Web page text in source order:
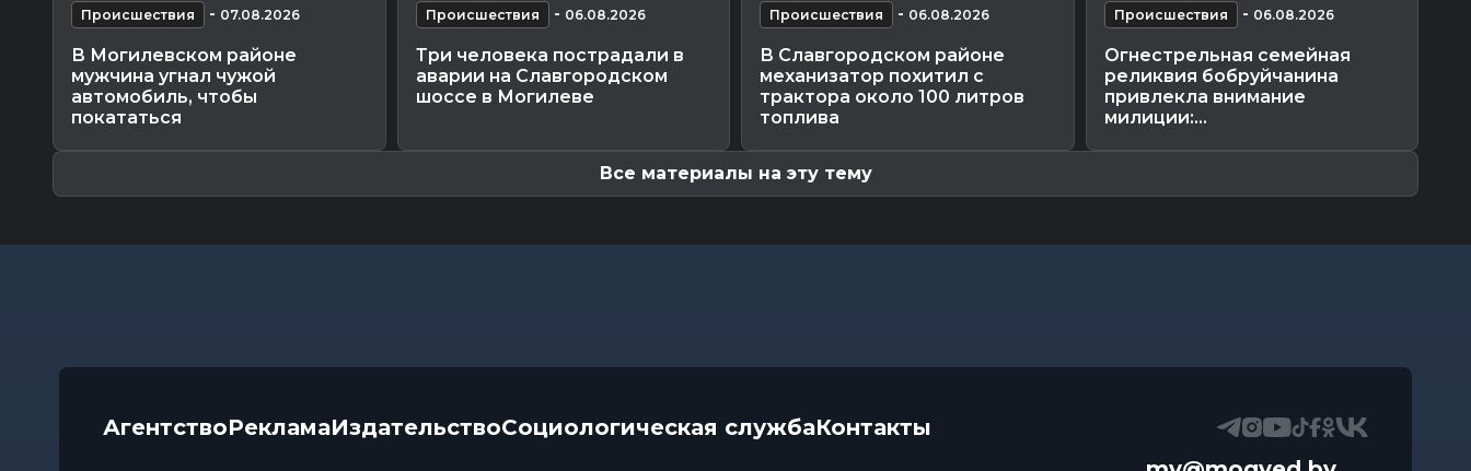
Происшествия - 07.08.2026
В Могилевском районе
мужчина угнал чужой
автомобиль, чтобы
покататься
Происшествия - 06.08.2026
Три человека пострадали в
аварии на Славгородском
шоссе в Могилеве
Происшествия - 06.08.2026
В Славгородском районе
механизатор похитил с
трактора около 100 литров
топлива
Происшествия - 06.08.2026
Огнестрельная семейная
реликвия бобруйчанина
привлекла внимание
милиции:...
Все материалы на эту тему
АгентствоРекламаИздательствоСоциологическая службаКонтакты